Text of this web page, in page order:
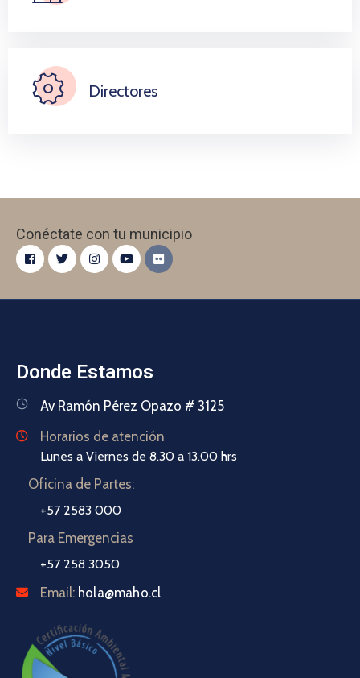
Directores
Conéctate con tu municipio
Donde Estamos
Av Ramón Pérez Opazo # 3125
Horarios de atención
Lunes a Viernes de 8.30 a 13.00 hrs
Oficina de Partes:
+57 2583 000
Para Emergencias
+57 258 3050
Email: hola@maho.cl